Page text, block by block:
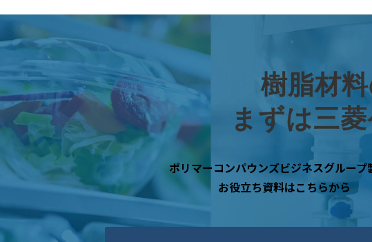
樹脂材
まずは三
ポリマーコンパウンズビジネスグループ
お役立ち資料はこちらから